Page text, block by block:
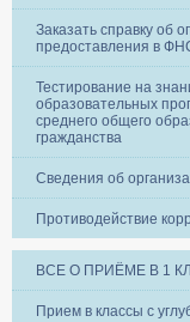
Заказать справку об
предоставления в
Тестирование на
образовательных
среднего общего
гражданства
Сведения об
Противодействие
ВСЕ О ПРИЁМЕ В 1
Прием в классы с